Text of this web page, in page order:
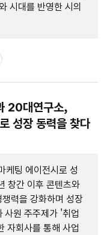
시대를 반영한 시의
20대연구소,
성장 동력을 찾다
케팅 에이전시로 성
창간 이후 콘텐츠와
력을 강화하며 성장
사원 주주제가 '취업
자회사를 통해 사업